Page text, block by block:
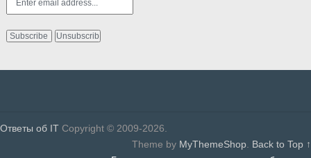
Ответы об IT Copyright © 2009-2026.
Theme by MyThemeShop. Back to Top ↑